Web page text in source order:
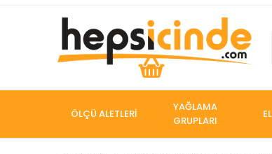
ÖLÇÜ ALETLERİ
YAĞLAMA
GRUPLARI